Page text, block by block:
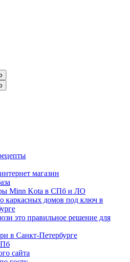
магазин
Minn Kota в СПб и ЛО
каркасных домов под ключ в
это правильное решение для
в Санкт-Петербурге
сайта